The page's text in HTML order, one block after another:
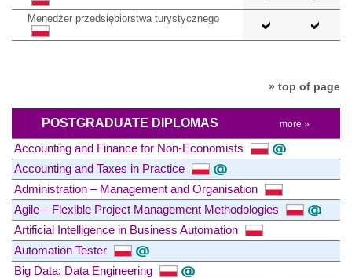
Menedżer przedsiębiorstwa turystycznego
» top of page
POSTGRADUATE DIPLOMAS more »
Accounting and Finance for Non-Economists
Accounting and Taxes in Practice
Administration – Management and Organisation
Agile – Flexible Project Management Methodologies
Artificial Intelligence in Business Automation
Automation Tester
Big Data: Data Engineering